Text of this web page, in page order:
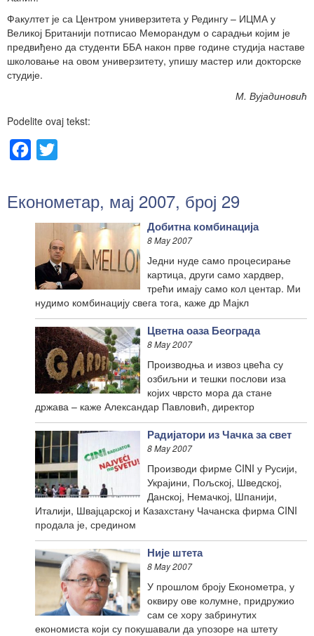
Факултет је са Центром универзитета у Редингу – ИЦМА у
Великој Британији потписао Меморандум о сарадњи којим је
предвиђено да студенти ББА након прве године студија наставе
школовање на овом универзитету, упишу мастер или докторске
студије.
М. Вујадиновић
Podelite ovaj tekst:
Facebook
Економетар, мај 2007, број 29
Добитна комбинација
8 May 2007
Једни нуде само процесирање
картица, други само хардвер,
трећи имају само кол центар. Ми
нудимо комбинацију свега тога, каже др Мајкл
Цветна оаза Београда
8 May 2007
Производња и извоз цвећа су
озбиљни и тешки послови иза
којих чврсто мора да стане
држава – каже Александар Павловић, директор
Радијатори из Чачка за свет
8 May 2007
Производи фирме CINI у Русији,
Украјини, Пољској, Шведској,
Данској, Немачкој, Шпанији,
Италији, Швајцарској и Казахстану Чачанска фирма CINI
продала је, средином
Није штета
8 May 2007
У прошлом броју Економетра, у
оквиру ове колумне, придружио
сам се хору забринутих
економиста који су покушавали да упозоре на штету